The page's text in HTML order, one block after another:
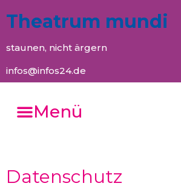
Theatrum mundi
staunen, nicht ärgern
infos@infos24.de
Menü
Datenschutz